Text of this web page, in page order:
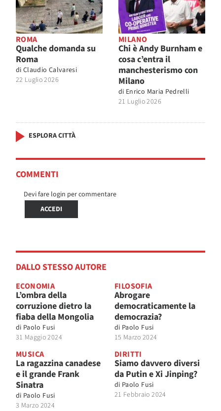
ROMA
Qualche domanda su
Roma
di Claudio Calvaresi
22 Luglio 2026
MILANO
Chi è Andy Burnham e
cosa c’entra il
manchesterismo con
Milano
di Enrico Maria Pedrelli
21 Luglio 2026
ESPLORA CITTÀ
COMMENTI
Devi fare login per commentare
ACCEDI
DALLO STESSO AUTORE
ECONOMIA
L’ombra della
corruzione dietro la
fiaba della Mongolia
di Paolo Fusi
31 Maggio 2024
FILOSOFIA
Abrogare
democraticamente la
democrazia?
di Paolo Fusi
15 Marzo 2024
MUSICA
La ragazzina canadese
e il grande Frank
Sinatra
di Paolo Fusi
3 Marzo 2024
DIRITTI
Siamo davvero diversi
da Putin e Xi Jinping?
di Paolo Fusi
21 Febbraio 2024